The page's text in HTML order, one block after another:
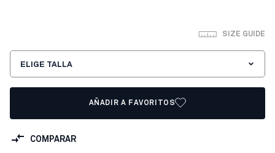
SIZE GUIDE
ELIGE TALLA
AÑADIR A FAVORITOS
COMPARAR